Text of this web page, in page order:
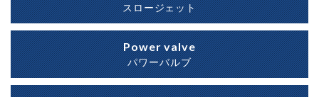
スロージェット
Power valve
パワーバルブ